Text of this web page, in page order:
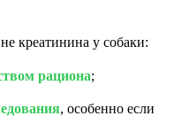
креатинина у собаки:
рациона;
, особенно если